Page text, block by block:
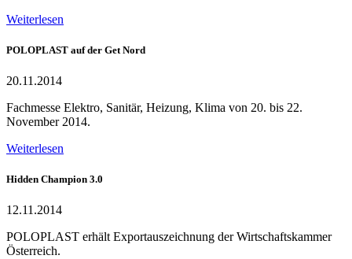
Weiterlesen
POLOPLAST auf der Get Nord
20.11.2014
Fachmesse Elektro, Sanitär, Heizung, Klima von 20. bis 22.
November 2014.
Weiterlesen
Hidden Champion 3.0
12.11.2014
POLOPLAST erhält Exportauszeichnung der Wirtschaftskammer
Österreich.